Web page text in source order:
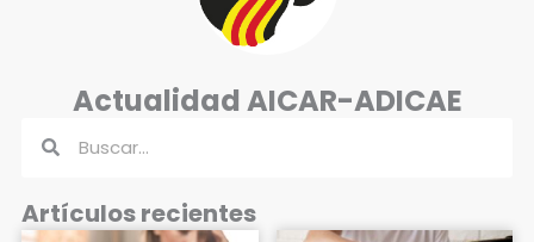
Actualidad AICAR-ADICAE
Artículos recientes